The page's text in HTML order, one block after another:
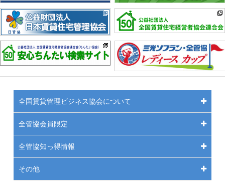
全国賃貸管理ビジネス協会について
全管協会員限定
全管協知っ得情報
その他